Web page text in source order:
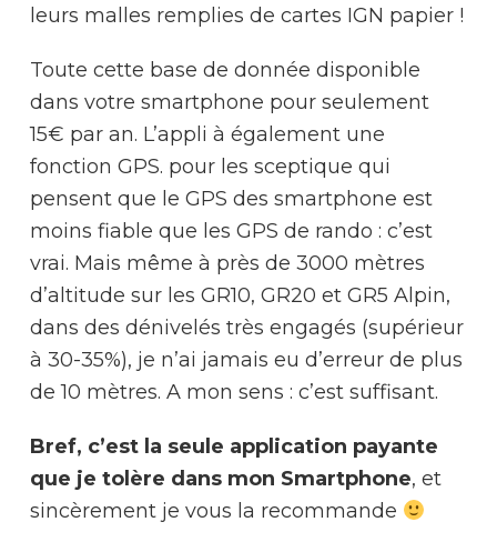
leurs malles remplies de cartes IGN papier !
Toute cette base de donnée disponible
dans votre smartphone pour seulement
15€ par an. L’appli à également une
fonction GPS. pour les sceptique qui
pensent que le GPS des smartphone est
moins fiable que les GPS de rando : c’est
vrai. Mais même à près de 3000 mètres
d’altitude sur les GR10, GR20 et GR5 Alpin,
dans des dénivelés très engagés (supérieur
à 30-35%), je n’ai jamais eu d’erreur de plus
de 10 mètres. A mon sens : c’est suffisant.
Bref, c’est la seule application payante
que je tolère dans mon Smartphone, et
sincèrement je vous la recommande